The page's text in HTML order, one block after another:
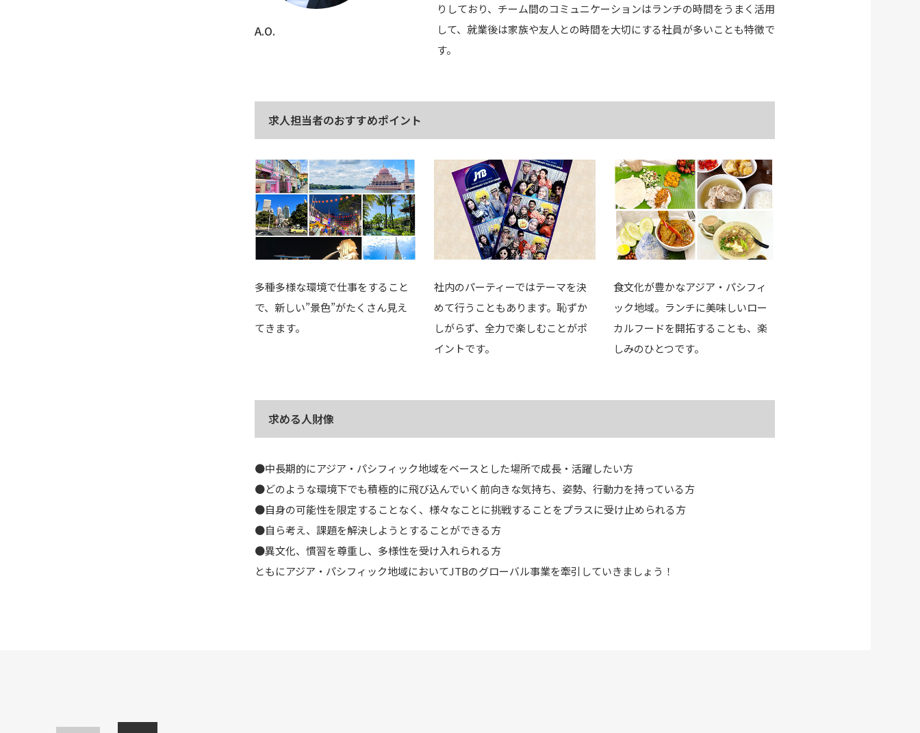
A.O.
りしており、チーム間のコミュニケーションはランチの時間をうまく活用
して、就業後は家族や友人との時間を大切にする社員が多いことも特徴で
す。
求人担当者のおすすめポイント
多種多様な環境で仕事をすること
で、新しい”景色”がたくさん見え
てきます。
社内のパーティーではテーマを決
めて行うこともあります。恥ずか
しがらず、全力で楽しむことがポ
イントです。
食文化が豊かなアジア・パシフィ
ック地域。ランチに美味しいロー
カルフードを開拓することも、楽
しみのひとつです。
求める人財像
●中長期的にアジア・パシフィック地域をベースとした場所で成長・活躍したい方
●どのような環境下でも積極的に飛び込んでいく前向きな気持ち、姿勢、行動力を持っている方
●自身の可能性を限定することなく、様々なことに挑戦することをプラスに受け止められる方
●自ら考え、課題を解決しようとすることができる方
●異文化、慣習を尊重し、多様性を受け入れられる方
ともにアジア・パシフィック地域においてJTBのグローバル事業を牽引していきましょう！